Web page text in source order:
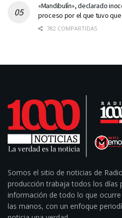
«Mandibulín», declarado
proceso por el que tuvo
782 COMPARTIDAS
Somos el sitio de noticias de
producción trabaja todos los días
información de todo lo que
las manos, con un enfoque